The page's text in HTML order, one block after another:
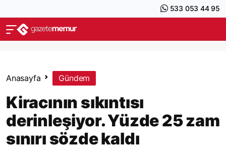
533 053 44 95
Anasayfa Gündem
Kiracının sıkıntısı
derinleşiyor. Yüzde 25 zam
sınırı sözde kaldı